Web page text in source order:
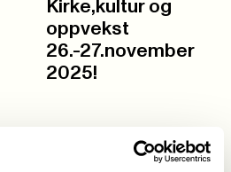
Kirke,kultur og
oppvekst
26.-27.november
2025!
Flott samling for